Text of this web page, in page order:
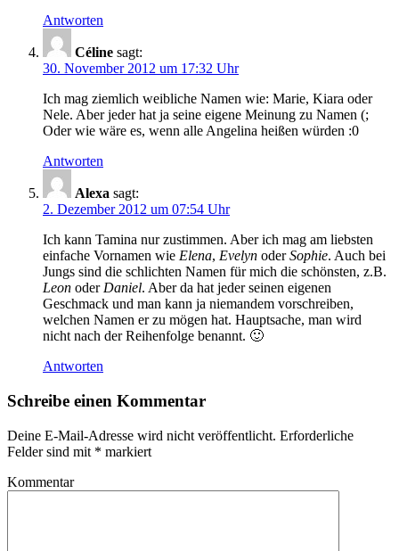
Antworten
Céline sagt:
30. November 2012 um 17:32 Uhr
Ich mag ziemlich weibliche Namen wie: Marie, Kiara oder
Nele. Aber jeder hat ja seine eigene Meinung zu Namen (;
Oder wie wäre es, wenn alle Angelina heißen würden :0
Antworten
Alexa sagt:
2. Dezember 2012 um 07:54 Uhr
Ich kann Tamina nur zustimmen. Aber ich mag am liebsten
einfache Vornamen wie Elena, Evelyn oderSophie. Auch bei
Jungs sind die schlichten Namen für mich die schönsten, z.B.
Leon oderDaniel. Aber da hat jeder seinen eigenen
Geschmack und man kann ja niemandem vorschreiben,
welchen Namen er zu mögen hat. Hauptsache, man wird
nicht nach der Reihenfolge benannt. 🙂
Antworten
Schreibe einen Kommentar
Deine E-Mail-Adresse wird nicht veröffentlicht. Erforderliche
Felder sind mit * markiert
Kommentar